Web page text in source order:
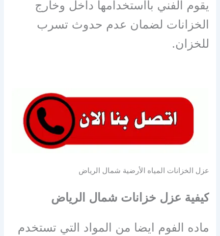
يقوم الفني بااستخدامها داخل وخارج
الخزانات لضمان عدم حدوث تسرب
للخزان.
عزل الخزانات المياه الأرضية شمال الرياض
كيفية عزل خزانات شمال الرياض
ماده الفوم ايضا من المواد التي تستخدم